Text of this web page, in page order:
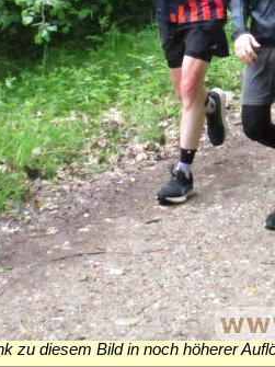
zu diesem Bild in noch höherer